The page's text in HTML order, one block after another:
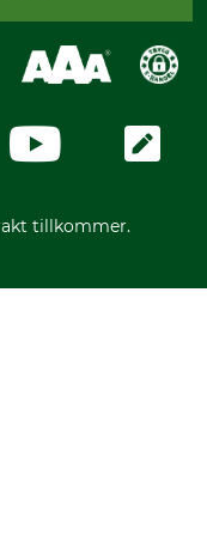
tillkommer.